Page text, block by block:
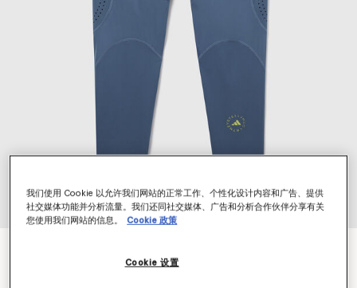
我们使用 Cookie 以允许我们网站的正常工作、个性化设计内容和广告、提供
社交媒体功能并分析流量。我们还同社交媒体、广告和分析合作伙伴分享有关
您使用我们网站的信息。
Cookie 政策
Cookie 设置